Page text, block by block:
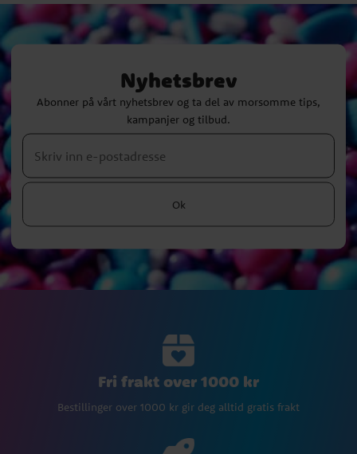
Nyhetsbrev
Abonner på vårt nyhetsbrev og ta del av morsomme tips,
kampanjer og tilbud.
Ok
Fri frakt over 1000 kr
Bestillinger over 1000 kr gir deg alltid gratis frakt